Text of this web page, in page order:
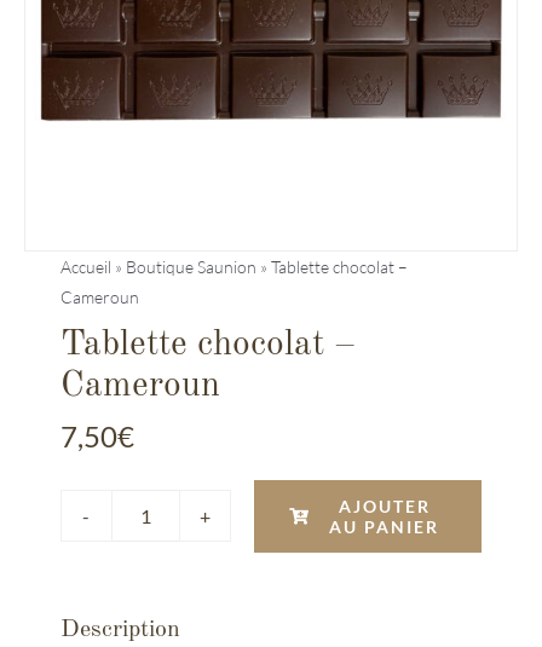
Entreprises
Saunion
Accueil » Boutique Saunion » Tablette chocolat –
Cameroun
Tablette chocolat –
Cameroun
7,50€
quantité
chocolat
AJOUTER
AU PANIER
Description